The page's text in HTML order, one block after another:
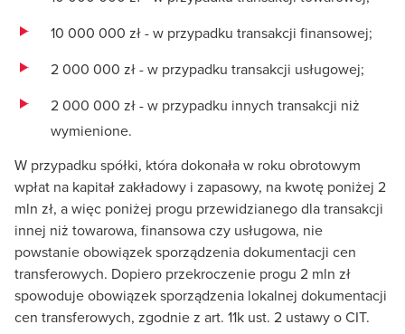
10 000 000 zł - w przypadku transakcji finansowej;
2 000 000 zł - w przypadku transakcji usługowej;
2 000 000 zł - w przypadku innych transakcji niż
wymienione.
W przypadku spółki, która dokonała w roku obrotowym
wpłat na kapitał zakładowy i zapasowy, na kwotę poniżej 2
mln zł, a więc poniżej progu przewidzianego dla transakcji
innej niż towarowa, finansowa czy usługowa, nie
powstanie obowiązek sporządzenia dokumentacji cen
transferowych. Dopiero przekroczenie progu 2 mln zł
spowoduje obowiązek sporządzenia lokalnej dokumentacji
cen transferowych, zgodnie z art. 11k ust. 2 ustawy o CIT.